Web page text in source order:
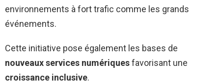
environnements à fort trafic comme les grands
événements.
Cette initiative pose également les bases de
nouveaux services numériquesfavorisant une
croissance inclusive.